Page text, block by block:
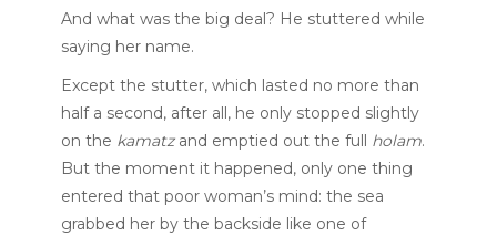
And what was the big deal? He stuttered while
saying her name.
Except the stutter, which lasted no more than
half a second, after all, he only stopped slightly
on the kamatzand emptied out the full holam.
But the moment it happened, only one thing
entered that poor woman’s mind: the sea
grabbed her by the backside like one of